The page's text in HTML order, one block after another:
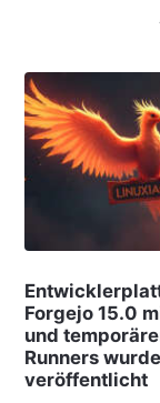
Forgejo 15.0
und
Runners wurde
veröffentlicht